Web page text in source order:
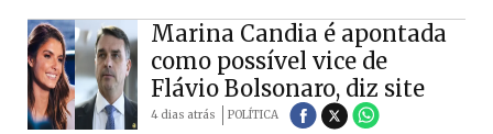
Marina Candia é apontada
como possível vice de
Flávio Bolsonaro, diz site
4 dias atrás POLÍTICA